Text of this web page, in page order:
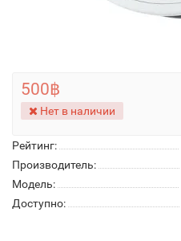
Рейтинг:
Производитель:
Модель:
Доступно:
500฿
Нет в наличии